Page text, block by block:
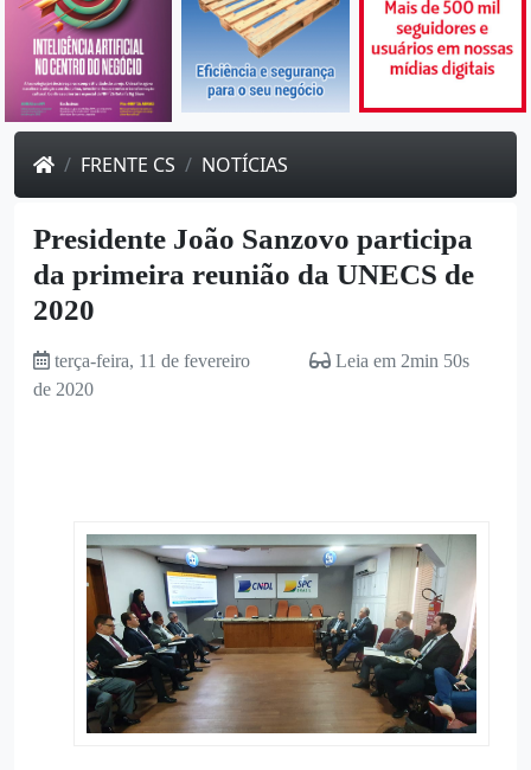
FRENTE CS NOTÍCIAS
Presidente João Sanzovo participa
da primeira reunião da UNECS de
2020
terça-feira, 11 de fevereiro
de 2020
Leia em 2min 50s